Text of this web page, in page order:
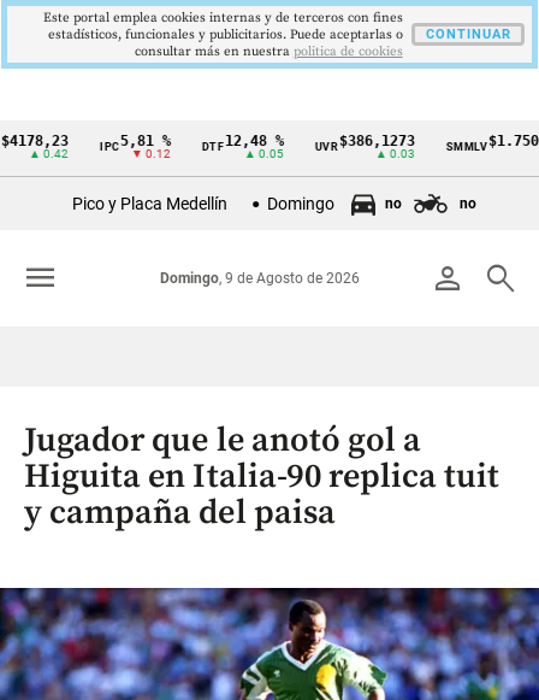
Cintillo
Colombia
IPC 5,81 %
▼ 0.12
DTF 12,48 %
▲ 0.05
UVR $386,1273
▲ 0.03
SMMLV$1.750.905
Pico y Placa Medellín Domingo no no
person search
Domingo, 9 de Agosto de 2026
menu
Jugador que le anotó gol a
Higuita en Italia-90 replica tuit
y campaña del paisa
Este portal emplea cookies internas y de terceros con fines
estadísticos, funcionales y publicitarios. Puede aceptarlas o
consultar más en nuestra politica de cookies
CONTINUAR